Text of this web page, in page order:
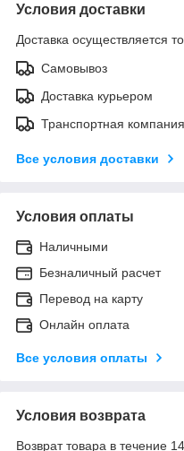
Условия доставки
Доставка осуществляется
Самовывоз
Доставка курьером
Транспортная компания
Все условия доставки
Условия оплаты
Наличными
Безналичный расчет
Перевод на карту
Онлайн оплата
Все условия оплаты
Условия возврата
Возврат товара в течение